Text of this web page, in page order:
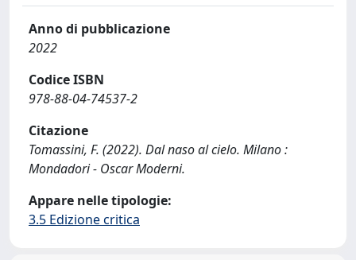
Anno di pubblicazione
2022
Codice ISBN
978-88-04-74537-2
Citazione
Tomassini, F. (2022). Dal naso al cielo. Milano :
Mondadori - Oscar Moderni.
Appare nelle tipologie:
3.5 Edizione critica